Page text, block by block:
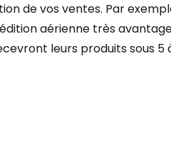
de vos ventes. Par
aérienne très
leurs produits sous 5